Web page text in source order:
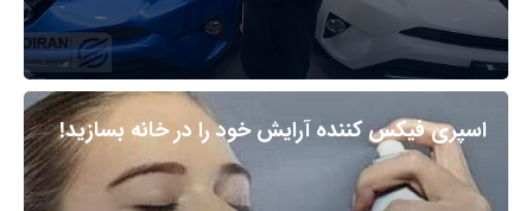
اسپری فیکس کننده آرایش خود را در خانه بسازید!